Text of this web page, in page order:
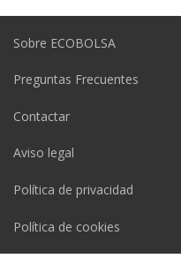
Sobre ECOBOLSA
Preguntas Frecuentes
Contactar
Aviso legal
Política de privacidad
Política de cookies